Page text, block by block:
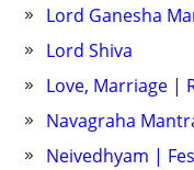
Lord Ganesha
Lord Shiva
Love, Marriage |
Navagraha
Neivedhyam |